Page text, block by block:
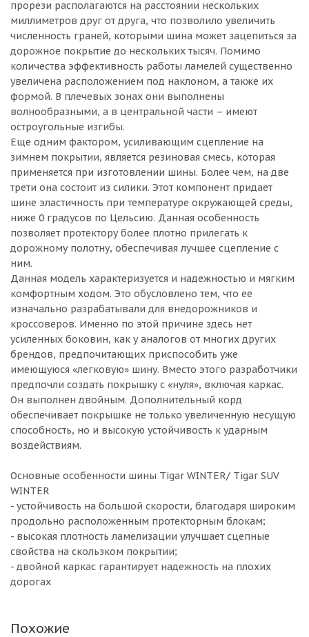
прорези располагаются на расстоянии нескольких
миллиметров друг от друга, что позволило увеличить
численность граней, которыми шина может зацепиться за
дорожное покрытие до нескольких тысяч. Помимо
количества эффективность работы ламелей существенно
увеличена расположением под наклоном, а также их
формой. В плечевых зонах они выполнены
волнообразными, а в центральной части – имеют
остроугольные изгибы.
Еще одним фактором, усиливающим сцепление на
зимнем покрытии, является резиновая смесь, которая
применяется при изготовлении шины. Более чем, на две
трети она состоит из силики. Этот компонент придает
шине эластичность при температуре окружающей среды,
ниже 0 градусов по Цельсию. Данная особенность
позволяет протектору более плотно прилегать к
дорожному полотну, обеспечивая лучшее сцепление с
ним.
Данная модель характеризуется и надежностью и мягким
комфортным ходом. Это обусловлено тем, что ее
изначально разрабатывали для внедорожников и
кроссоверов. Именно по этой причине здесь нет
усиленных боковин, как у аналогов от многих других
брендов, предпочитающих приспособить уже
имеющуюся «легковую» шину. Вместо этого разработчики
предпочли создать покрышку с «нуля», включая каркас.
Он выполнен двойным. Дополнительный корд
обеспечивает покрышке не только увеличенную несущую
способность, но и высокую устойчивость к ударным
воздействиям.
Основные особенности шины Tigar WINTER/ Tigar SUV
WINTER
- устойчивость на большой скорости, благодаря широким
продольно расположенным протекторным блокам;
- высокая плотность ламелизации улучшает сцепные
свойства на скользком покрытии;
- двойной каркас гарантирует надежность на плохих
дорогах
Похожие